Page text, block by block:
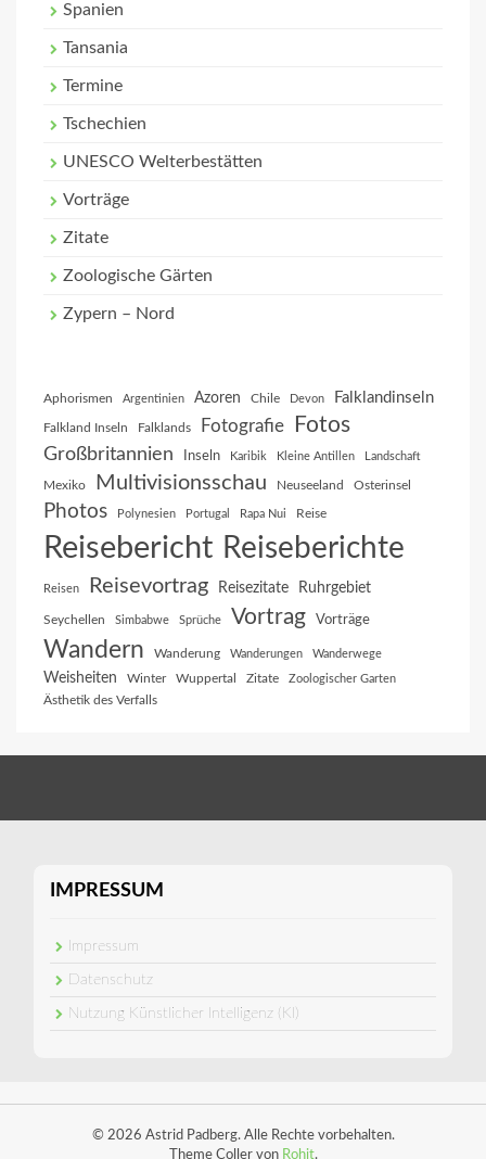
Spanien
Tansania
Termine
Tschechien
UNESCO Welterbestätten
Vorträge
Zitate
Zoologische Gärten
Zypern – Nord
Aphorismen Argentinien Azoren Chile Devon Falklandinseln
Falkland Inseln Falklands Fotografie Fotos
Großbritannien Inseln Karibik Kleine Antillen Landschaft
Mexiko Multivisionsschau Neuseeland Osterinsel
Photos Polynesien Portugal Rapa Nui Reise
Reisebericht Reiseberichte
Reisen Reisevortrag Reisezitate Ruhrgebiet
Seychellen Simbabwe Sprüche Vortrag Vorträge
Wandern Wanderung Wanderungen Wanderwege
Weisheiten Winter Wuppertal Zitate Zoologischer Garten
Ästhetik des Verfalls
IMPRESSUM
Impressum
Datenschutz
Nutzung Künstlicher Intelligenz (KI)
© 2026 Astrid Padberg. Alle Rechte vorbehalten.
Theme Coller von Rohit.